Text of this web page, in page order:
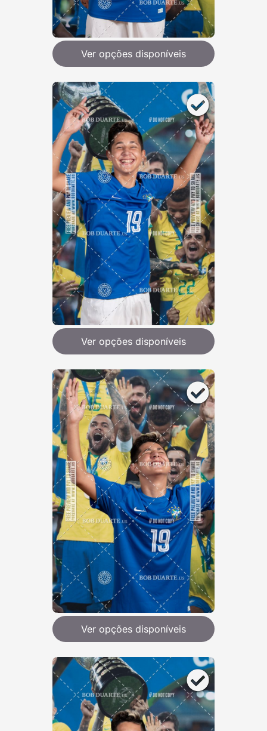
Ver opções disponíveis
Ver opções disponíveis
Ver opções disponíveis